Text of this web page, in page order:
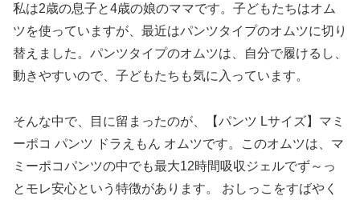
私は2歳の息子と4歳の娘のママです。子どもたちはオム
ツを使っていますが、最近はパンツタイプのオムツに切り
替えました。パンツタイプのオムツは、自分で履けるし、
動きやすいので、子どもたちも気に入っています。
そんな中で、目に留まったのが、【パンツ Lサイズ】マミ
ーポコ パンツ ドラえもん オムツです。このオムツは、マ
ミーポコパンツの中でも最大12時間吸収ジェルでず～っ
とモレ安心という特徴があります。 おしっこをすばやく